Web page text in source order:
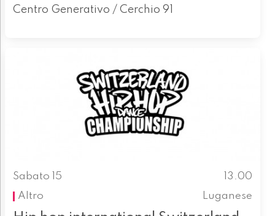
Centro Generativo / Cerchio 91
Sabato 15
13.00
Altro
Luganese